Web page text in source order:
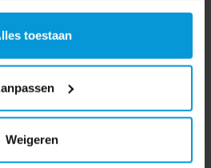
toestaan
Weigeren